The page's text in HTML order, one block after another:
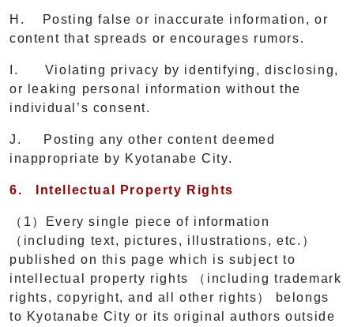
H. Posting false or inaccurate information, or
content that spreads or encourages rumors.
I. Violating privacy by identifying, disclosing,
or leaking personal information without the
individual’s consent.
J. Posting any other content deemed
inappropriate by Kyotanabe City.
6. Intellectual Property Rights
（1）Every single piece of information
（including text, pictures, illustrations, etc.）
published on this page which is subject to
intellectual property rights （including trademark
rights, copyright, and all other rights） belongs
to Kyotanabe City or its original authors outside